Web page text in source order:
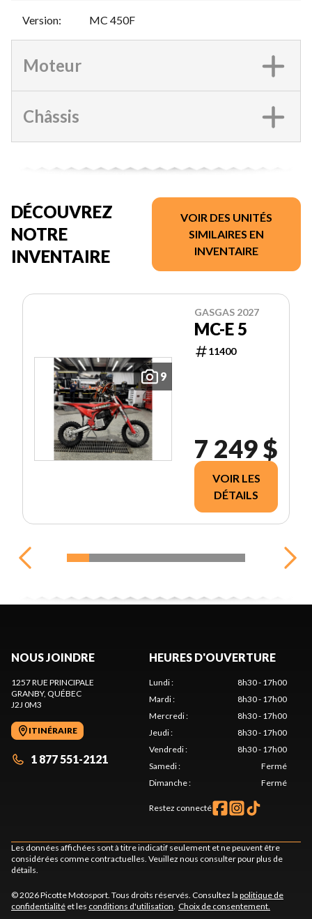
Version: MC 450F
Moteur
Châssis
DÉCOUVREZ
NOTRE
INVENTAIRE
VOIR DES UNITÉS
SIMILAIRES EN
INVENTAIRE
9
GASGAS 2027
MC-E 5
11400
7 249 $
VOIR LES
DÉTAILS
NOUS JOINDRE
1257 RUE PRINCIPALE
GRANBY, QUÉBEC
J2J 0M3
ITINÉRAIRE
1 877 551-2121
HEURES D'OUVERTURE
Lundi:
8h30 - 17h00
Mardi:
8h30 - 17h00
Mercredi:
8h30 - 17h00
Jeudi:
8h30 - 17h00
Vendredi:
8h30 - 17h00
Samedi:
Fermé
Dimanche: Fermé
Restez connecté
Les données affichées sont à titre indicatif seulement et ne peuvent être
considérées comme contractuelles. Veuillez nous consulter pour plus de
détails.
© 2026 Picotte Motosport. Tous droits réservés. Consultez la politique de
confidentialité et les conditions d'utilisation Choix de consentement.